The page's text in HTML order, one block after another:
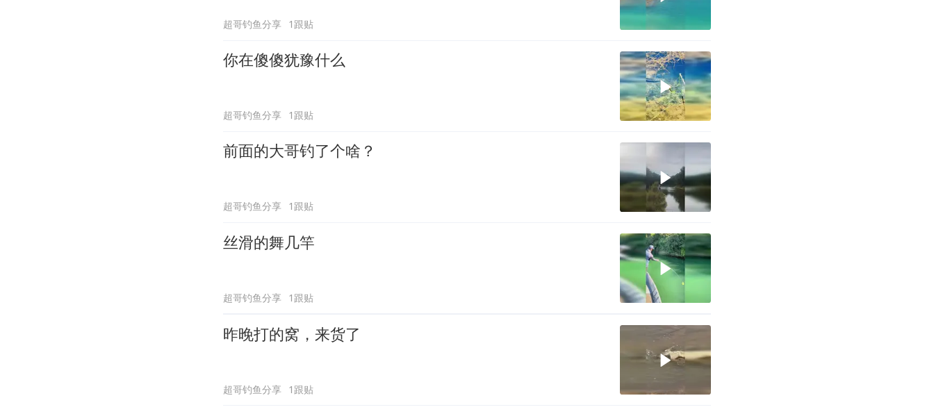
超哥钓鱼分享 1跟贴
你在傻傻犹豫什么
超哥钓鱼分享 1跟贴
前面的大哥钓了个啥？
超哥钓鱼分享 1跟贴
丝滑的舞几竿
超哥钓鱼分享 1跟贴
昨晚打的窝，来货了
超哥钓鱼分享 1跟贴